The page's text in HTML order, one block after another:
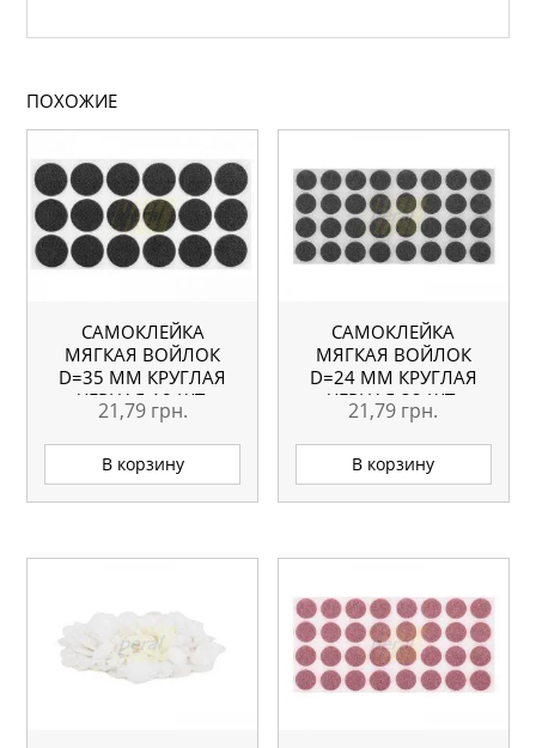
ПОХОЖИЕ
САМОКЛЕЙКА
МЯГКАЯ ВОЙЛОК
D=35 ММ КРУГЛАЯ
ЧЕРНАЯ 18 ШТ.
21,79 грн.
В корзину
САМОКЛЕЙКА
МЯГКАЯ ВОЙЛОК
D=24 ММ КРУГЛАЯ
ЧЕРНАЯ 32 ШТ.
21,79 грн.
В корзину